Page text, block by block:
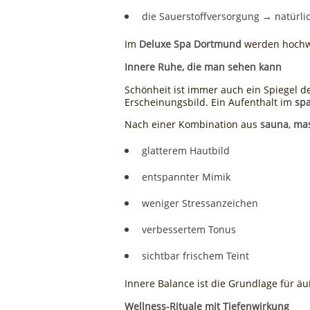
die Sauerstoffversorgung →
Im Deluxe Spa Dortmund werden
Innere Ruhe, die man sehen kann
Schönheit ist immer auch ein Spiegel
Erscheinungsbild. Ein Aufenthalt im
Nach einer Kombination aussauna,
glatterem Hautbild
entspannter Mimik
weniger Stressanzeichen
verbessertem Tonus
sichtbar frischem Teint
Innere Balance ist die Grundlage für
Wellness-Rituale mit Tiefenwirkung